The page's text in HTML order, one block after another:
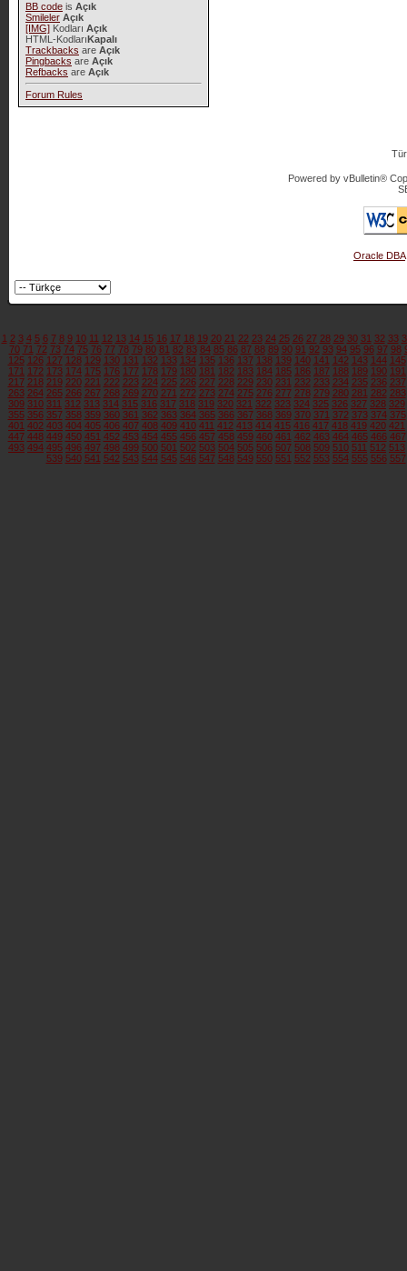
BB codeis Açık
Smileler Açık
[IMG]Kodları Açık
HTML-KodlarıKapalı
Trackbacks are Açık
Pingbacks are Açık
Refbacks are Açık
Forum Rules
Powered by vBulletin®
Oracle DBA
1 2 3 4 5 6 7 8 9 10 11 12 13 14 15 16 17 18 19 20 21 22 23 24 25 26 27 28 29 30 31 32 33
70 71 72 73 74 75 76 77 78 79 80 81 82 83 84 85 86 87 88 89 90 91 92 93 94 95 96 97 98
125 126 127 128 129 130 131 132 133 134 135 136 137 138 139 140 141 142 143 144 145
171 172 173 174 175 176 177 178 179 180 181 182 183 184 185 186 187 188 189 190 191
217 218 219 220 221 222 223 224 225 226 227 228 229 230 231 232 233 234 235 236 237
263 264 265 266 267 268 269 270 271 272 273 274 275 276 277 278 279 280 281 282 283
309 310 311 312 313 314 315 316 317 318 319 320 321 322 323 324 325 326 327 328 329
355 356 357 358 359 360 361 362 363 364 365 366 367 368 369 370 371 372 373 374 375
401 402 403 404 405 406 407 408 409 410 411 412 413 414 415 416 417 418 419 420 421
447 448 449 450 451 452 453 454 455 456 457 458 459 460 461 462 463 464 465 466 467
493 494 495 496 497 498 499 500 501 502 503 504 505 506 507 508 509 510 511 512 513
539 540 541 542 543 544 545 546 547 548 549 550 551 552 553 554 555 556 557